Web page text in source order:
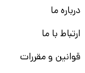
درباره ما
ارتباط با ما
قوانین و مقررات